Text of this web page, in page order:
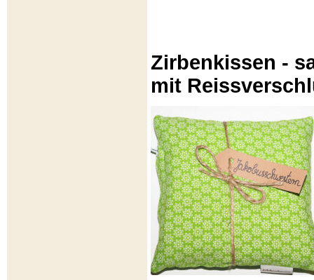
Zirbenkissen -
mit